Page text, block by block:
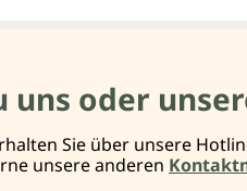
uns oder
Sie über unsere
unsere anderen